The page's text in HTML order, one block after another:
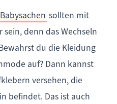
Babysachen sollten mit
denn das Wechseln
du die Kleidung
auf? Dann kannst
versehen, die
befindet. Das ist auch